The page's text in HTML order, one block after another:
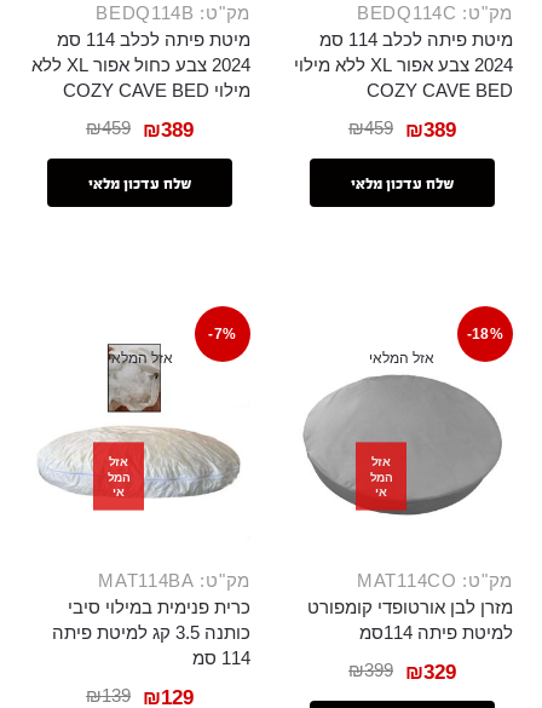
מק"ט: BEDQ114C
מיטת פיתה לכלב 114 סמ
2024 צבע אפור XL ללא מילוי
COZY CAVE BED
₪459 ₪389
שלח עדכון מלאי
מק"ט: BEDQ114B
מיטת פיתה לכלב 114 סמ
2024 צבע כחול אפור XL ללא
מילוי COZY CAVE BED
₪459 ₪389
שלח עדכון מלאי
-18%
אזל המלאי
אזל
המל
אי
מק"ט: MAT114CO
מזרן לבן אורטופדי קומפורט
למיטת פיתה 114סמ
₪399 ₪329
-7%
אזל המלאי
אזל
המל
אי
מק"ט: MAT114BA
כרית פנימית במילוי סיבי
כותנה 3.5 קג למיטת פיתה
114 סמ
₪139 ₪129